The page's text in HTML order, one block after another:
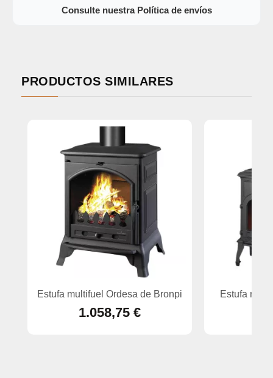
Consulte nuestra Política de envíos
PRODUCTOS SIMILARES
Estufa multifuel Ordesa de Bronpi
1.058,75 €
Estufa